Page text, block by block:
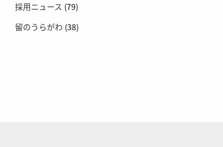
採用ニュース (79)
留のうらがわ (38)